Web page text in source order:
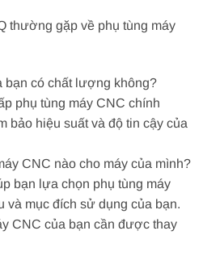
thường gặp về phụ tùng máy
bạn có chất lượng không?
phụ tùng máy CNC chính
bảo hiệu suất và độ tin cậy của
CNC nào cho máy của mình?
bạn lựa chọn phụ tùng máy
và mục đích sử dụng của bạn.
CNC của bạn cần được thay